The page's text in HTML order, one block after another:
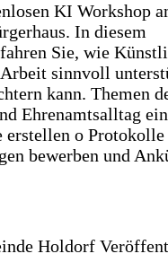
KI Workshop
In diesem
Sie, wie
sinnvoll
kann. Themen
Ehrenamtsalltag
erstellen o
bewerben und
Holdorf